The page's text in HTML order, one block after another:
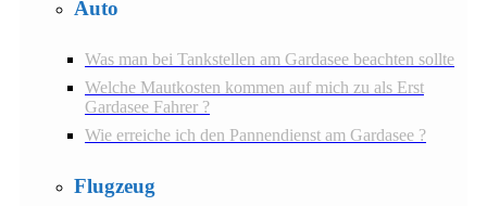
Auto
Was man bei Tankstellen am Gardasee beachten sollte
Welche Mautkosten kommen auf mich zu als Erst
Gardasee Fahrer ?
Wie erreiche ich den Pannendienst am Gardasee ?
Flugzeug